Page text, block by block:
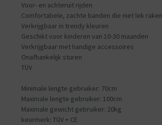
Voor- en achteruit rijden
Comfortabele, zachte banden die niet lek raken
Verkrijgbaar in trendy kleuren
Geschikt voor kinderen van 10-30 maanden
Verkrijgbaar met handige accessoires
Onafhankelijk sturen
TÜV
Minimale lengte gebruiker: 70cm
Maximale lengte gebruiker: 100cm
Maximale gewicht gebruiker: 20kg
keurmerk: TÜV + CE